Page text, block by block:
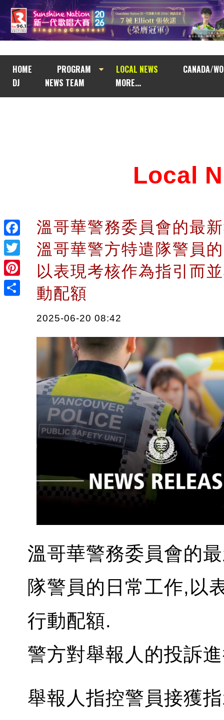
HOME PROGRAM LOCAL NEWS
CANADA/
DJ
NEWS TEAM MORE...
Facebook
Twitter
Pinterest
Local
溫哥華警務委員會的最
溫哥華警方特遣隊警員
以表現考核作為指引而
動配額
2025-06-20 08:42
溫哥華警務委員會的
隊警員的日常工作,以
行動配額.
警方對舉報人的投訴
舉報人指控警員接獲